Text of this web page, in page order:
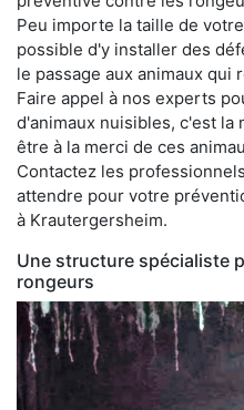
Peu importe la taille de
possible d'y installer des
le passage aux animaux qui
Faire appel à nos experts
d'animaux nuisibles, c'est la
être à la merci de ces
Contactez les
attendre pour votre
à Krautergersheim.
Une structure spécialiste
rongeurs